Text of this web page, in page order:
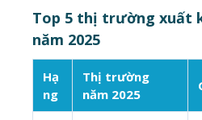
Top 5 thị trường xuất
năm 2025
Hạ
ng
Thị trường
năm 2025